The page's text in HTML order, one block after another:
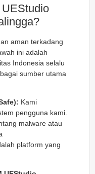
aman terkadang
ini adalah
Indonesia selalu
sumber utama
Kami
pengguna kami.
malware atau
platform yang